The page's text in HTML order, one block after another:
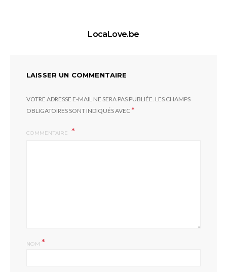
LocaLove.be
LAISSER UN COMMENTAIRE
VOTRE ADRESSE E-MAIL NE SERA PAS PUBLIÉE. LES CHAMPS
OBLIGATOIRES SONT INDIQUÉS AVEC*
COMMENTAIRE
NOM *